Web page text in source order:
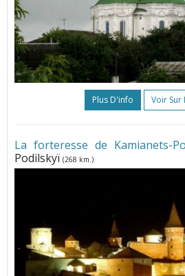
Plus D'info Voir Sur
La forteresse de Kamianets-
Podilskyï (268 km.)